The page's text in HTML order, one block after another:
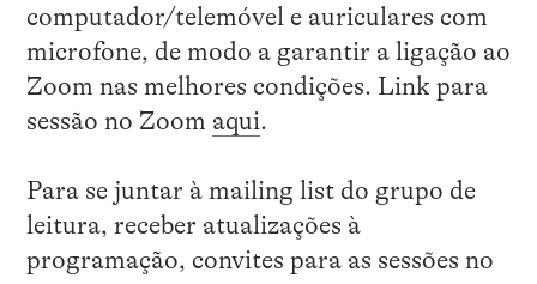
computador/telemóvel e auriculares com
microfone, de modo a garantir a ligação ao
Zoom nas melhores condições. Link para
sessão no Zoom aqui.
Para se juntar à mailing list do grupo de
leitura, receber atualizações à
programação, convites para as sessões no